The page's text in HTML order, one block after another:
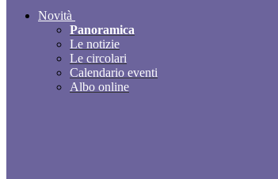
Novità
Panoramica
Le notizie
Le circolari
Calendario eventi
Albo online